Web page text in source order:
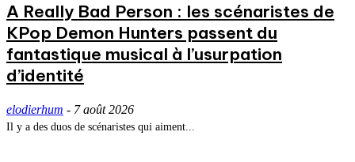
A Really Bad Person : les scénaristes de
KPop Demon Hunters passent du
fantastique musical à l’usurpation
d’identité
elodierhum - 7 août 2026
Il y a des duos de scénaristes qui aiment...